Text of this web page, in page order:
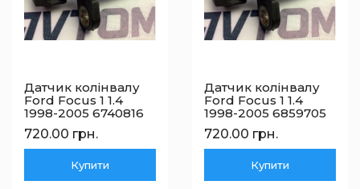
Датчик колінвалу
Ford Focus 1 1.4
1998-2005 6740816
720.00 грн.
Купити
Датчик колінвалу
Ford Focus 1 1.4
1998-2005 6859705
720.00 грн.
Купити